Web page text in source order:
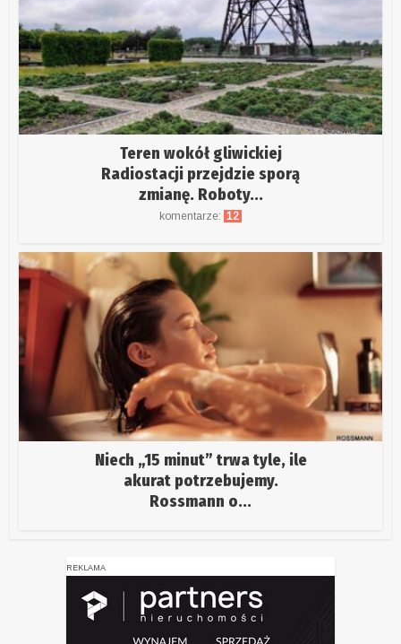
Teren wokół gliwickiej
Radiostacji przejdzie sporą
zmianę. Roboty...
komentarze: 12
Niech „15 minut” trwa tyle, ile
akurat potrzebujemy.
Rossmann o...
REKLAMA